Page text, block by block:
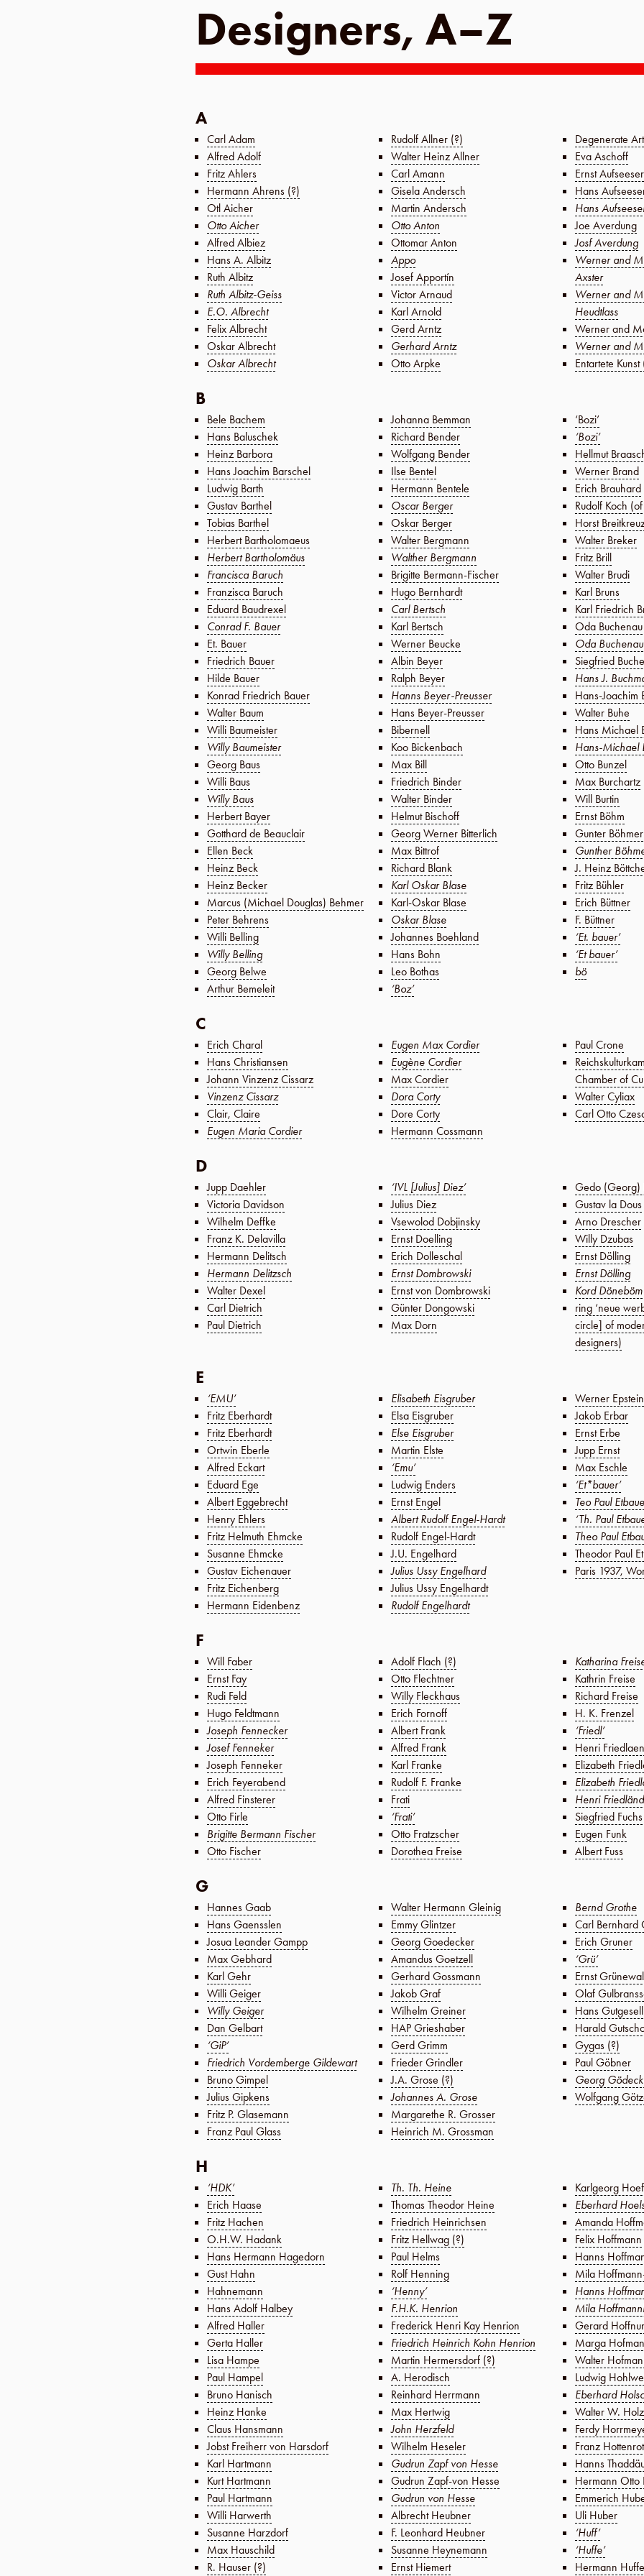
Designers, A–Z
A
Carl Adam
Alfred Adolf
Fritz Ahlers
Hermann Ahrens (?)
Otl Aicher
Otto Aicher
Alfred Albiez
Hans A. Albitz
Ruth Albitz
Ruth Albitz-Geiss
E.O. Albrecht
Felix Albrecht
Oskar Albrecht
Oskar Albrecht
Rudolf Allner (?)
Walter Heinz Allner
Carl Amann
Gisela Andersch
Martin Andersch
Otto Anton
Ottomar Anton
Appo
Josef Apportín
Victor Arnaud
Karl Arnold
Gerd Arntz
Gerhard Arntz
Otto Arpke
Degenerate Art
Eva Aschoff
Ernst Aufseeser
Hans
Hans
Joe Averdung
Josf Averdung
Werner and
Axster
Werner and
Heudtlass
Werner and
Werner and
Entartete
B
Bele Bachem
Hans Baluschek
Heinz Barbora
Hans Joachim Barschel
Ludwig Barth
Gustav Barthel
Tobias Barthel
Herbert Bartholomaeus
Herbert Bartholomäus
Francisca Baruch
Franzisca Baruch
Eduard Baudrexel
Conrad F. Bauer
Et. Bauer
Friedrich Bauer
Hilde Bauer
Konrad Friedrich Bauer
Walter Baum
Willi Baumeister
Willy Baumeister
Georg Baus
Willi Baus
Willy Baus
Herbert Bayer
Gotthard de Beauclair
Ellen Beck
Heinz Beck
Heinz Becker
Marcus (Michael Douglas) Behmer
Peter Behrens
Willi Belling
Willy Belling
Georg Belwe
Arthur Bemeleit
Johanna Bemman
Richard Bender
Wolfgang Bender
Ilse Bentel
Hermann Bentele
Oscar Berger
Oskar Berger
Walter Bergmann
Walther Bergmann
Brigitte Bermann-Fischer
Hugo Bernhardt
Carl Bertsch
Karl Bertsch
Werner Beucke
Albin Beyer
Ralph Beyer
Hanns Beyer-Preusser
Hans Beyer-Preusser
Bibernell
Koo Bickenbach
Max Bill
Friedrich Binder
Walter Binder
Helmut Bischoff
Georg Werner Bitterlich
Max Bittrof
Richard Blank
Karl Oskar Blase
Karl-Oskar Blase
Oskar Blase
Johannes Boehland
Hans Bohn
Leo Bothas
‘Boz’
‘Bozi’
‘Bozi’
Hellmut
Werner Brand
Erich Brauhard
Rudolf Koch
Horst
Walter Breker
Fritz Brill
Walter Brudi
Karl Bruns
Karl Friedrich
Oda Buchenau
Oda Buchenau
Siegfried
Hans J.
Hans-Joachim
Walter Buhe
Hans Michael
Hans-Michael
Otto Bunzel
Max Burchartz
Will Burtin
Ernst Böhm
Gunter Böhmer
Gunther
J. Heinz
Fritz Bühler
Erich Büttner
F. Büttner
‘Et. bauer’
‘Et bauer’
bö
C
Erich Charal
Hans Christiansen
Johann Vinzenz Cissarz
Vinzenz Cissarz
Clair, Claire
Eugen Maria Cordier
Eugen Max Cordier
Eugène Cordier
Max Cordier
Dora Corty
Dore Corty
Hermann Cossmann
Paul Crone
Chamber of
Walter Cyliax
Carl Otto
D
Jupp Daehler
Victoria Davidson
Wilhelm Deffke
Franz K. Delavilla
Hermann Delitsch
Hermann Delitzsch
Walter Dexel
Carl Dietrich
Paul Dietrich
‘IVL [Julius] Diez’
Julius Diez
Vsewolod Dobjinsky
Ernst Doelling
Erich Dolleschal
Ernst Dombrowski
Ernst von Dombrowski
Günter Dongowski
Max Dorn
Gedo (Georg)
Gustav la Dous
Arno Drescher
Willy Dzubas
Ernst Dölling
Ernst Dölling
Kord Döneböm
ring ‘neue
circle] of
designers)
E
‘EMU’
Fritz Eberhardt
Fritz Eberhardt
Ortwin Eberle
Alfred Eckart
Eduard Ege
Albert Eggebrecht
Henry Ehlers
Fritz Helmuth Ehmcke
Susanne Ehmcke
Gustav Eichenauer
Fritz Eichenberg
Hermann Eidenbenz
Elisabeth Eisgruber
Elsa Eisgruber
Else Eisgruber
Martin Elste
‘Emu’
Ludwig Enders
Ernst Engel
Albert Rudolf Engel-Hardt
Rudolf Engel-Hardt
J.U. Engelhard
Julius Ussy Engelhard
Julius Ussy Engelhardt
Rudolf Engelhardt
Werner Epstein
Jakob Erbar
Ernst Erbe
Jupp Ernst
Max Eschle
‘Et*bauer’
Teo Paul
‘Th. Paul
Theo Paul
Theodor Paul
Paris 1937,
F
Will Faber
Ernst Fay
Rudi Feld
Hugo Feldtmann
Joseph Fennecker
Josef Fenneker
Joseph Fenneker
Erich Feyerabend
Alfred Finsterer
Otto Firle
Brigitte Bermann Fischer
Otto Fischer
Adolf Flach (?)
Otto Flechtner
Willy Fleckhaus
Erich Fornoff
Albert Frank
Alfred Frank
Karl Franke
Rudolf F. Franke
Frati
‘Frati’
Otto Fratzscher
Dorothea Freise
Katharina
Kathrin Freise
Richard Freise
H. K. Frenzel
‘Friedl’
Henri
Elizabeth
Elizabeth
Henri
Siegfried Fuchs
Eugen Funk
Albert Fuss
G
Hannes Gaab
Hans Gaensslen
Josua Leander Gampp
Max Gebhard
Karl Gehr
Willi Geiger
Willy Geiger
Dan Gelbart
‘GiP’
Friedrich Vordemberge Gildewart
Bruno Gimpel
Julius Gipkens
Fritz P. Glasemann
Franz Paul Glass
Walter Hermann Gleinig
Emmy Glintzer
Georg Goedecker
Amandus Goetzell
Gerhard Gossmann
Jakob Graf
Wilhelm Greiner
HAP Grieshaber
Gerd Grimm
Frieder Grindler
J.A. Grose (?)
Johannes A. Grose
Margarethe R. Grosser
Heinrich M. Grossman
Bernd Grothe
Carl Bernhard
Erich Gruner
‘Grü’
Ernst
Olaf
Hans Gutgesell
Harald
Gygas (?)
Paul Göbner
Georg
Wolfgang
H
‘HDK’
Erich Haase
Fritz Hachen
O.H.W. Hadank
Hans Hermann Hagedorn
Gust Hahn
Hahnemann
Hans Adolf Halbey
Alfred Haller
Gerta Haller
Lisa Hampe
Paul Hampel
Bruno Hanisch
Heinz Hanke
Claus Hansmann
Jobst Freiherr von Harsdorf
Karl Hartmann
Kurt Hartmann
Paul Hartmann
Willi Harwerth
Susanne Harzdorf
Max Hauschild
R. Hauser (?)
Th. Th. Heine
Thomas Theodor Heine
Friedrich Heinrichsen
Fritz Hellwag (?)
Paul Helms
Rolf Henning
‘Henny’
F.H.K. Henrion
Frederick Henri Kay Henrion
Friedrich Heinrich Kohn Henrion
Martin Hermersdorf (?)
A. Herodisch
Reinhard Herrmann
Max Hertwig
John Herzfeld
Wilhelm Heseler
Gudrun Zapf von Hesse
Gudrun Zapf-von Hesse
Gudrun von Hesse
Albrecht Heubner
F. Leonhard Heubner
Susanne Heynemann
Ernst Hiemert
Karlgeorg
Eberhard
Amanda
Felix Hoffmann
Hanns
Mila
Hanns
Mila
Gerard
Marga
Walter
Ludwig
Eberhard
Walter W. Holz
Ferdy
Franz
Hanns
Hermann Otto
Emmerich
Uli Huber
‘Huff’
‘Huffe’
Hermann